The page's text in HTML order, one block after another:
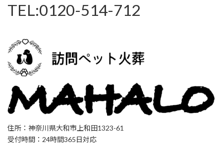
TEL:0120-514-712
住所：神奈川県大和市上和田1323-61
受付時間：24時間365日対応